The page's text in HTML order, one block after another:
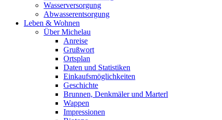
Wasserversorgung
Abwasserentsorgung
Leben & Wohnen
Über Michelau
Anreise
Grußwort
Ortsplan
Daten und Statistiken
Einkaufsmöglichkeiten
Geschichte
Brunnen, Denkmäler und Marterl
Wappen
Impressionen